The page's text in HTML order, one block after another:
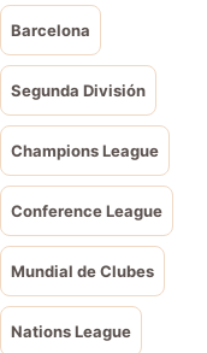
Barcelona
Segunda División
Champions League
Conference League
Mundial de Clubes
Nations League